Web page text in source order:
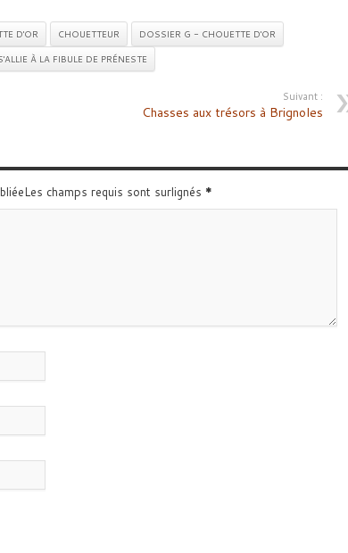
D'OR CHOUETTEUR
DOSSIER G - CHOUETTE D'OR
À LA FIBULE DE PRÉNESTE
Suivant :
Chasses aux trésors à Brignoles
champs requis sont surlignés *